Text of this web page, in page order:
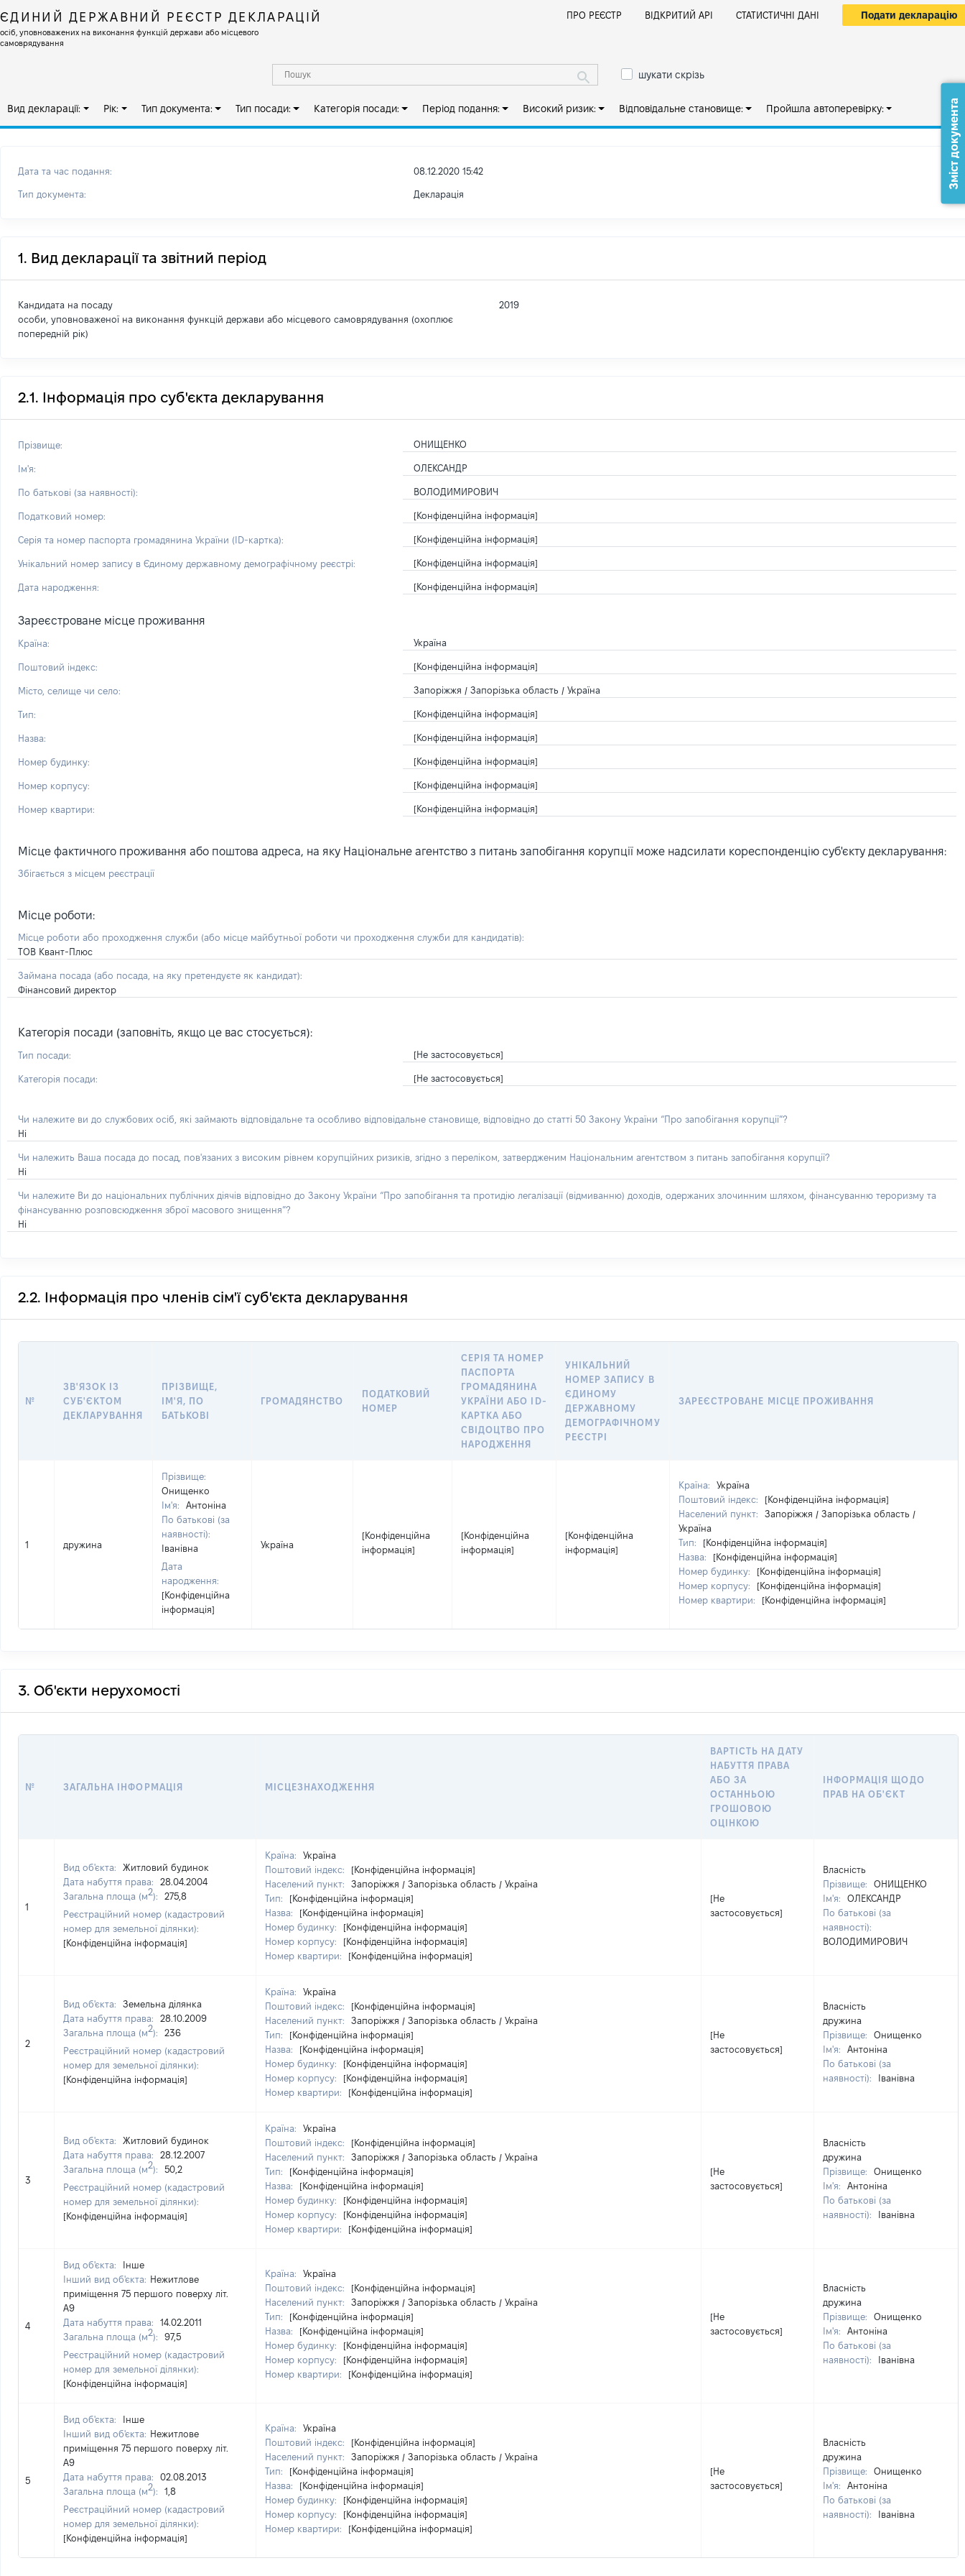
ЄДИНИЙ ДЕРЖАВНИЙ РЕЄСТР ДЕКЛАРАЦІЙ
осіб, уповноважених на виконання функцій держави або місцевого
самоврядування
ПРО РЕЄСТР ВІДКРИТИЙ АРІ СТАТИСТИЧНІ ДАНІ Подати декларацію
шукати скрізь
Вид декларації: Рік: Тип документа: Тип посади: Категорія посади: Період подання: Високий ризик: Відповідальне становище: Пройшла автоперевірку:
Дата та час подання: 08.12.2020 15:42
Тип документа: Декларація
1. Вид декларації та звітний період
Кандидата на посаду
особи, уповноваженої на виконання функцій держави або місцевого самоврядування (охоплює
попередній рік)
2019
2.1. Інформація про суб'єкта декларування
Прізвище: ОНИЩЕНКО
Ім'я: ОЛЕКСАНДР
По батькові (за наявності): ВОЛОДИМИРОВИЧ
Податковий номер: [Конфіденційна інформація]
Серія та номер паспорта громадянина України (ID-картка): [Конфіденційна інформація]
Унікальний номер запису в Єдиному державному демографічному реєстрі: [Конфіденційна інформація]
Дата народження: [Конфіденційна інформація]
Зареєстроване місце проживання
Країна: Україна
Поштовий індекс: [Конфіденційна інформація]
Місто, селище чи село: Запоріжжя / Запорізька область / Україна
Тип: [Конфіденційна інформація]
Назва: [Конфіденційна інформація]
Номер будинку: [Конфіденційна інформація]
Номер корпусу: [Конфіденційна інформація]
Номер квартири: [Конфіденційна інформація]
Місце фактичного проживання або поштова адреса, на яку Національне агентство з питань запобігання корупції може надсилати кореспонденцію суб'єкту декларування:
Збігається з місцем реєстрації
Місце роботи:
Місце роботи або проходження служби (або місце майбутньої роботи чи проходження служби для кандидатів):
ТОВ Квант-Плюс
Займана посада (або посада, на яку претендуєте як кандидат):
Фінансовий директор
Категорія посади (заповніть, якщо це вас стосується):
Тип посади: [Не застосовується]
Категорія посади: [Не застосовується]
Чи належите ви до службових осіб, які займають відповідальне та особливо відповідальне становище, відповідно до статті 50 Закону України “Про запобігання корупції”?
Ні
Чи належить Ваша посада до посад, пов'язаних з високим рівнем корупційних ризиків, згідно з переліком, затвердженим Національним агентством з питань запобігання корупції?
Ні
Чи належите Ви до національних публічних діячів відповідно до Закону України “Про запобігання та протидію легалізації (відмиванню) доходів, одержаних злочинним шляхом, фінансуванню тероризму та
фінансуванню розповсюдження зброї масового знищення”?
Ні
2.2. Інформація про членів сім'ї суб'єкта декларування
№
ЗВ'ЯЗОК ІЗ
СУБ'ЄКТОМ
ДЕКЛАРУВАННЯ
ПРІЗВИЩЕ,
ІМ'Я, ПО
БАТЬКОВІ
ГРОМАДЯНСТВО
ПОДАТКОВИЙ
НОМЕР
СЕРІЯ ТА НОМЕР
ПАСПОРТА
ГРОМАДЯНИНА
УКРАЇНИ АБО ID-
КАРТКА АБО
СВІДОЦТВО ПРО
НАРОДЖЕННЯ
УНІКАЛЬНИЙ
НОМЕР ЗАПИСУ В
ЄДИНОМУ
ДЕРЖАВНОМУ
ДЕМОГРАФІЧНОМУ
РЕЄСТРІ
ЗАРЕЄСТРОВАНЕ МІСЦЕ ПРОЖИВАННЯ
1 дружина
Прізвище:
Онищенко
Ім'я:
Антоніна
По батькові (за
наявності):
Іванівна
Дата
народження:
[Конфіденційна
інформація]
Україна
[Конфіденційна
інформація]
[Конфіденційна
інформація]
[Конфіденційна
інформація]
Країна:
Україна
Поштовий індекс:
[Конфіденційна інформація]
Населений пункт:
Запоріжжя / Запорізька область /
Україна
Тип:
[Конфіденційна інформація]
Назва:
[Конфіденційна інформація]
Номер будинку:
[Конфіденційна інформація]
Номер корпусу:
[Конфіденційна інформація]
Номер квартири:
[Конфіденційна інформація]
3. Об'єкти нерухомості
№ ЗАГАЛЬНА ІНФОРМАЦІЯ МІСЦЕЗНАХОДЖЕННЯ
ВАРТІСТЬ НА ДАТУ
НАБУТТЯ ПРАВА
АБО ЗА
ОСТАННЬОЮ
ГРОШОВОЮ
ОЦІНКОЮ
ІНФОРМАЦІЯ ЩОДО
ПРАВ НА ОБ'ЄКТ
1
Вид об'єкта:
Житловий будинок
Дата набуття права:
28.04.2004
Загальна площа (м2):
275,8
Реєстраційний номер (кадастровий
номер для земельної ділянки):
[Конфіденційна інформація]
Країна:
Україна
Поштовий індекс:
[Конфіденційна інформація]
Населений пункт:
Запоріжжя / Запорізька область / Україна
Тип:
[Конфіденційна інформація]
Назва:
[Конфіденційна інформація]
Номер будинку:
[Конфіденційна інформація]
Номер корпусу:
[Конфіденційна інформація]
Номер квартири:
[Конфіденційна інформація]
[Не
застосовується]
Власність
Прізвище:
ОНИЩЕНКО
Ім'я:
ОЛЕКСАНДР
По батькові (за
наявності):
ВОЛОДИМИРОВИЧ
2
Вид об'єкта:
Земельна ділянка
Дата набуття права:
28.10.2009
Загальна площа (м2):
236
Реєстраційний номер (кадастровий
номер для земельної ділянки):
[Конфіденційна інформація]
Країна:
Україна
Поштовий індекс:
[Конфіденційна інформація]
Населений пункт:
Запоріжжя / Запорізька область / Україна
Тип:
[Конфіденційна інформація]
Назва:
[Конфіденційна інформація]
Номер будинку:
[Конфіденційна інформація]
Номер корпусу:
[Конфіденційна інформація]
Номер квартири:
[Конфіденційна інформація]
[Не
застосовується]
Власність
дружина
Прізвище:
Онищенко
Ім'я:
Антоніна
По батькові (за
наявності):
Іванівна
3
Вид об'єкта:
Житловий будинок
Дата набуття права:
28.12.2007
Загальна площа (м2):
50,2
Реєстраційний номер (кадастровий
номер для земельної ділянки):
[Конфіденційна інформація]
Країна:
Україна
Поштовий індекс:
[Конфіденційна інформація]
Населений пункт:
Запоріжжя / Запорізька область / Україна
Тип:
[Конфіденційна інформація]
Назва:
[Конфіденційна інформація]
Номер будинку:
[Конфіденційна інформація]
Номер корпусу:
[Конфіденційна інформація]
Номер квартири:
[Конфіденційна інформація]
[Не
застосовується]
Власність
дружина
Прізвище:
Онищенко
Ім'я:
Антоніна
По батькові (за
наявності):
Іванівна
4
Вид об'єкта:
Інше
Інший вид об'єкта: Нежитлове
приміщення 75 першого поверху літ.
А9
Дата набуття права:
14.02.2011
Загальна площа (м2):
97,5
Реєстраційний номер (кадастровий
номер для земельної ділянки):
[Конфіденційна інформація]
Країна:
Україна
Поштовий індекс:
[Конфіденційна інформація]
Населений пункт:
Запоріжжя / Запорізька область / Україна
Тип:
[Конфіденційна інформація]
Назва:
[Конфіденційна інформація]
Номер будинку:
[Конфіденційна інформація]
Номер корпусу:
[Конфіденційна інформація]
Номер квартири:
[Конфіденційна інформація]
[Не
застосовується]
Власність
дружина
Прізвище:
Онищенко
Ім'я:
Антоніна
По батькові (за
наявності):
Іванівна
5
Вид об'єкта:
Інше
Інший вид об'єкта: Нежитлове
приміщення 75 першого поверху літ.
А9
Дата набуття права:
02.08.2013
Загальна площа (м2):
1,8
Реєстраційний номер (кадастровий
номер для земельної ділянки):
[Конфіденційна інформація]
Країна:
Україна
Поштовий індекс:
[Конфіденційна інформація]
Населений пункт:
Запоріжжя / Запорізька область / Україна
Тип:
[Конфіденційна інформація]
Назва:
[Конфіденційна інформація]
Номер будинку:
[Конфіденційна інформація]
Номер корпусу:
[Конфіденційна інформація]
Номер квартири:
[Конфіденційна інформація]
[Не
застосовується]
Власність
дружина
Прізвище:
Онищенко
Ім'я:
Антоніна
По батькові (за
наявності):
Іванівна
Зміст документа